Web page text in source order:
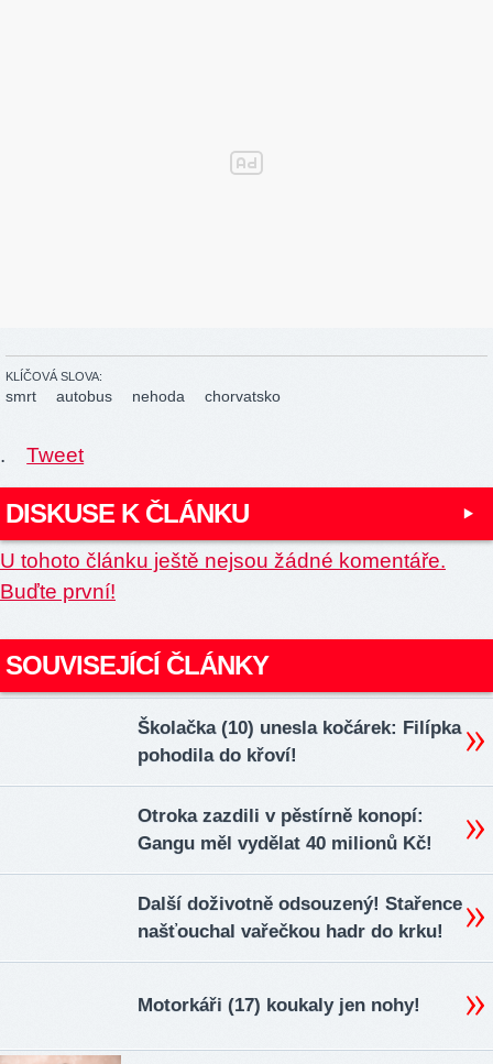
KLÍČOVÁ SLOVA:
smrt autobus nehoda chorvatsko
. Tweet
DISKUSE K ČLÁNKU
U tohoto článku ještě nejsou žádné komentáře.
Buďte první!
SOUVISEJÍCÍ ČLÁNKY
Školačka (10) unesla kočárek: Filípka
pohodila do křoví!
Otroka zazdili v pěstírně konopí:
Gangu měl vydělat 40 milionů Kč!
Další doživotně odsouzený! Stařence
našťouchal vařečkou hadr do krku!
Motorkáři (17) koukaly jen nohy!